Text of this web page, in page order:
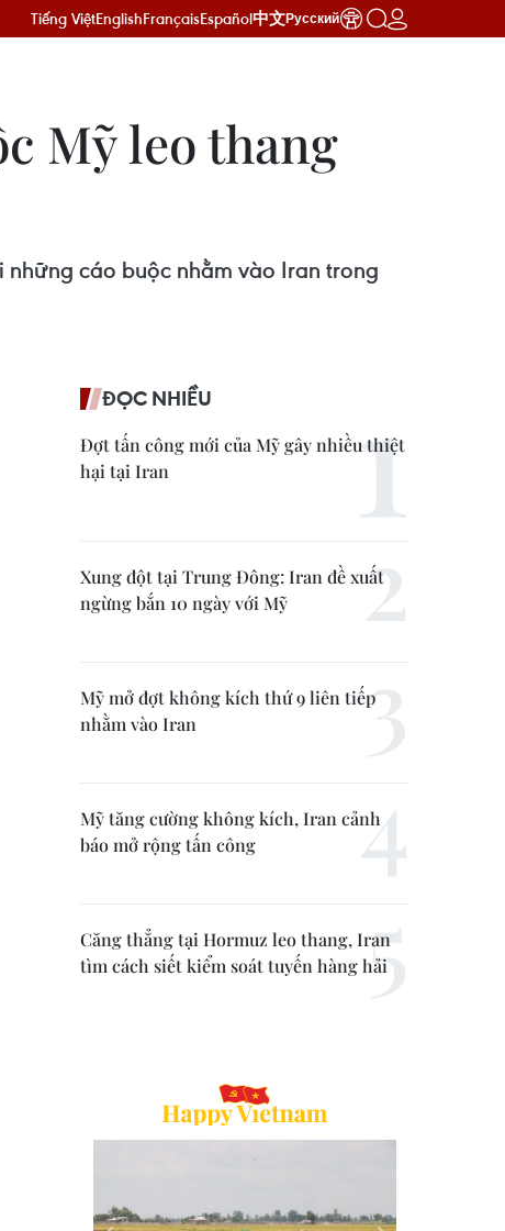
Tiếng ViệtEnglishFrançaisEspañol中文Русский
Mỹ leo thang
cáo buộc nhằm vào Iran trong
ĐỌC NHIỀU
Đợt tấn công mới của Mỹ gây nhiều thiệt
hại tại Iran
Xung đột tại Trung Đông: Iran đề xuất
ngừng bắn 10 ngày với Mỹ
Mỹ mở đợt không kích thứ 9 liên tiếp
nhằm vào Iran
Mỹ tăng cường không kích, Iran cảnh
báo mở rộng tấn công
Căng thẳng tại Hormuz leo thang, Iran
tìm cách siết kiểm soát tuyến hàng hải